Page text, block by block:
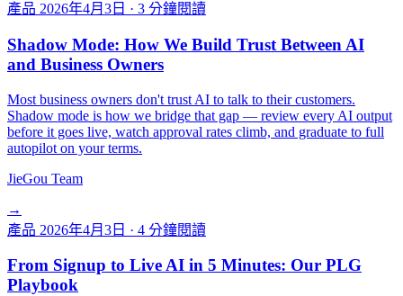
產品 2026年4月3日 · 3 分鐘閱讀
Shadow Mode: How We Build Trust Between AI
and Business Owners
Most business owners don't trust AI to talk to their customers.
Shadow mode is how we bridge that gap — review every AI output
before it goes live, watch approval rates climb, and graduate to full
autopilot on your terms.
JieGou Team
→
產品 2026年4月3日 · 4 分鐘閱讀
From Signup to Live AI in 5 Minutes: Our PLG
Playbook